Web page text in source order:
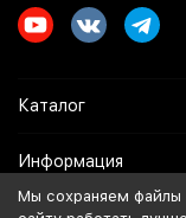
Каталог
Информация
Мы сохраняем файлы